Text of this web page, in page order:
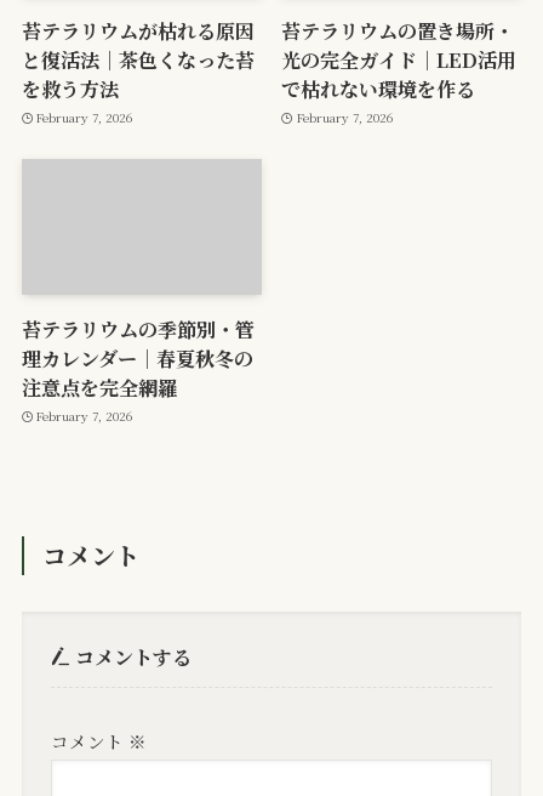
苔テラリウムが枯れる原因
と復活法｜茶色くなった苔
を救う方法
February 7, 2026
苔テラリウムの置き場所・
光の完全ガイド｜LED活用
で枯れない環境を作る
February 7, 2026
苔テラリウムの季節別・管
理カレンダー｜春夏秋冬の
注意点を完全網羅
February 7, 2026
コメント
コメントする
コメント ※